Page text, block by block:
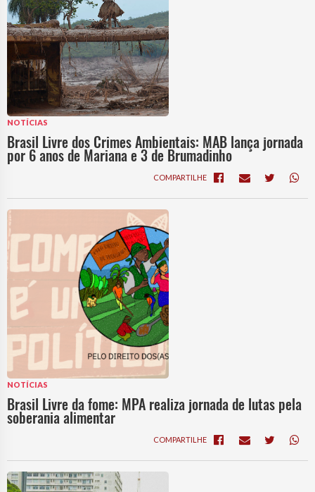
NOTÍCIAS
Brasil Livre dos Crimes Ambientais: MAB lança jornada
por 6 anos de Mariana e 3 de Brumadinho
COMPARTILHE
NOTÍCIAS
Brasil Livre da fome: MPA realiza jornada de lutas pela
soberania alimentar
COMPARTILHE